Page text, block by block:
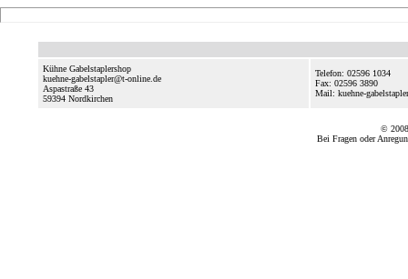
Kühne Gabelstaplershop
kuehne-gabelstapler@t-online.de
Aspastraße 43
59394 Nordkirchen
Telefon: 02596 1034
Fax: 02596 3890
Mail: kuehne-
© 2008
Bei Fragen oder